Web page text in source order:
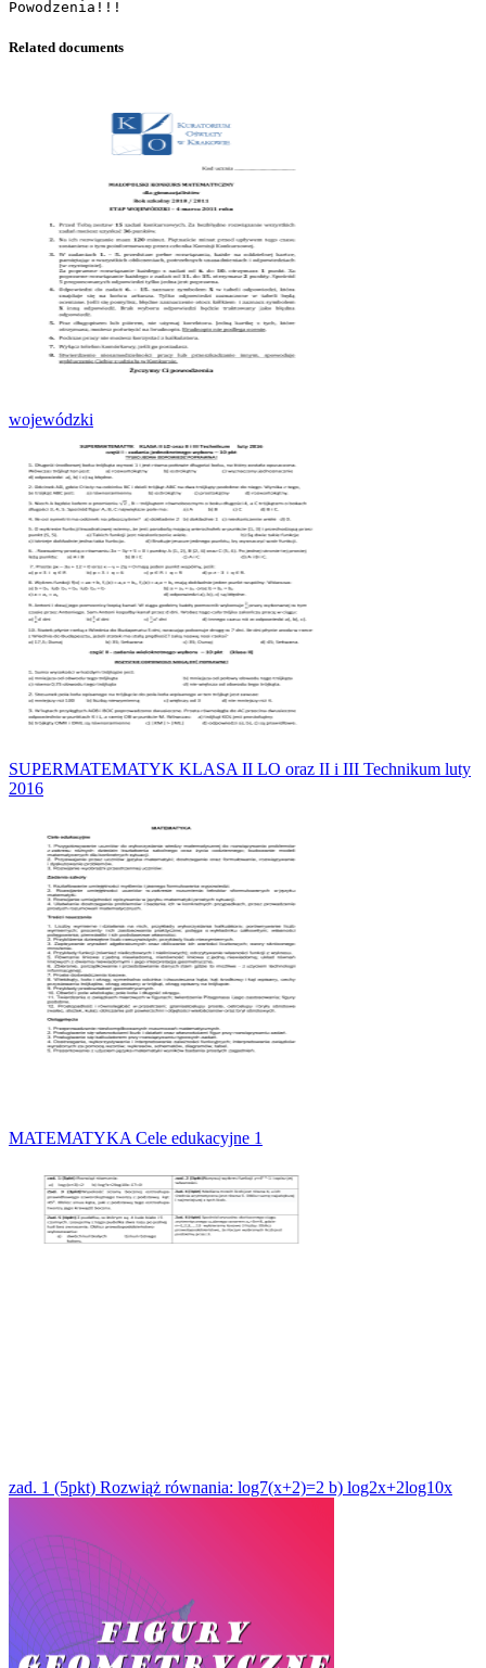
Related documents
wojewódzki
SUPERMATEMATYK KLASA II LO oraz II i III Technikum luty
2016
MATEMATYKA Cele edukacyjne 1
zad. 1 (5pkt) Rozwiąż równania: log7(x+2)=2 b) log2x+2log10x